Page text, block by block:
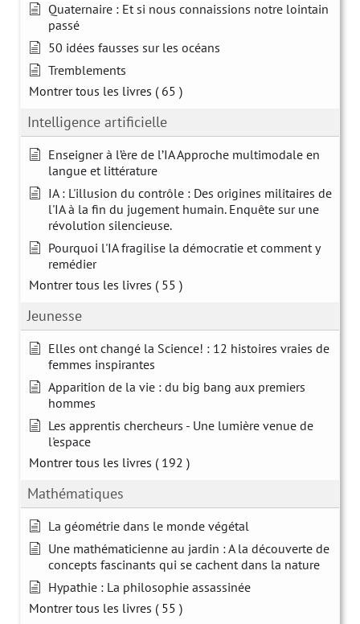
Quaternaire : Et si nous connaissions notre lointain
passé
50 idées fausses sur les océans
Tremblements
Montrer tous les livres ( 65 )
Intelligence artificielle
Enseigner à l’ère de l’IA Approche multimodale en
langue et littérature
IA : L'illusion du contrôle : Des origines militaires de
l'IA à la fin du jugement humain. Enquête sur une
révolution silencieuse.
Pourquoi l'IA fragilise la démocratie et comment y
remédier
Montrer tous les livres ( 55 )
Jeunesse
Elles ont changé la Science! : 12 histoires vraies de
femmes inspirantes
Apparition de la vie : du big bang aux premiers
hommes
Les apprentis chercheurs - Une lumière venue de
l'espace
Montrer tous les livres ( 192 )
Mathématiques
La géométrie dans le monde végétal
Une mathématicienne au jardin : A la découverte de
concepts fascinants qui se cachent dans la nature
Hypathie : La philosophie assassinée
Montrer tous les livres ( 55 )